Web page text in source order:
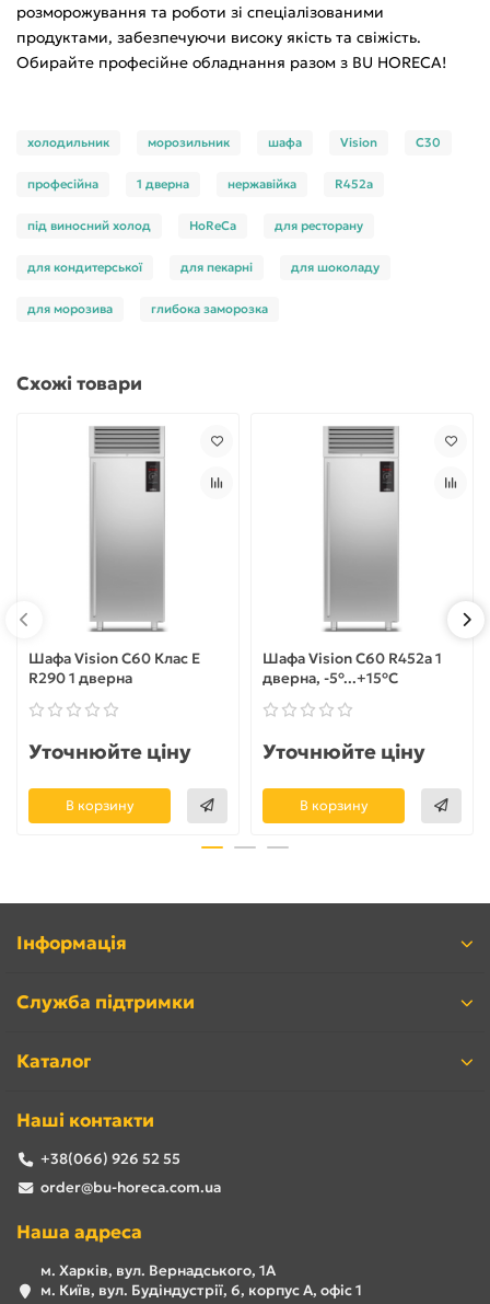
розморожування та роботи зі спеціалізованими
продуктами, забезпечуючи високу якість та свіжість.
Обирайте професійне обладнання разом з BU HORECA!
холодильник морозильник шафа Vision C30
професійна 1 дверна нержавійка R452a
під виносний холод HoReCa для ресторану
для кондитерської для пекарні для шоколаду
для морозива глибока заморозка
Схожі товари
Шафа Vision C60 Клас E
R290 1 дверна
Уточнюйте ціну
В корзину
Шафа Vision C60 R452a 1
дверна, -5°...+15°C
Уточнюйте ціну
В корзину
Інформація
Служба підтримки
Каталог
Наші контакти
+38(066) 926 52 55
order@bu-horeca.com.ua
Наша адреса
м. Харків, вул. Вернадського, 1А
м. Київ, вул. Будіндустрії, 6, корпус А, офіс 1